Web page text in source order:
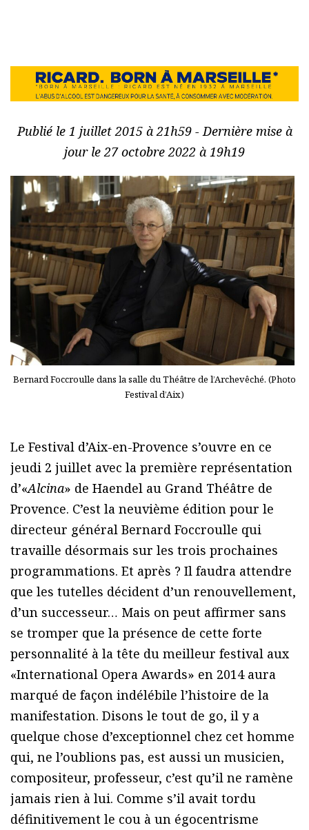
Publié le 1 juillet 2015 à 21h59 - Dernière mise à
jour le 27 octobre 2022 à 19h19
Bernard Foccroulle dans la salle du Théâtre de l’Archevêché. (Photo
Festival d’Aix)
Le Festival d’Aix-en-Provence s’ouvre en ce
jeudi 2 juillet avec la première représentation
d’«Alcina» de Haendel au Grand Théâtre de
Provence. C’est la neuvième édition pour le
directeur général Bernard Foccroulle qui
travaille désormais sur les trois prochaines
programmations. Et après ? Il faudra attendre
que les tutelles décident d’un renouvellement,
d’un successeur… Mais on peut affirmer sans
se tromper que la présence de cette forte
personnalité à la tête du meilleur festival aux
«International Opera Awards» en 2014 aura
marqué de façon indélébile l’histoire de la
manifestation. Disons le tout de go, il y a
quelque chose d’exceptionnel chez cet homme
qui, ne l’oublions pas, est aussi un musicien,
compositeur, professeur, c’est qu’il ne ramène
jamais rien à lui. Comme s’il avait tordu
définitivement le cou à un égocentrisme